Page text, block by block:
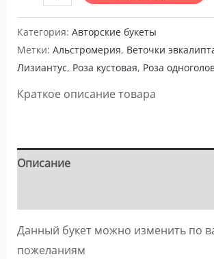
товара
Букет
№14
Категория: Авторские букеты
Метки: Альстромерия, Веточки
Лизиантус, Роза кустовая, Роза
Краткое описание товара
Описание
Данный букет можно изменить по
пожеланиям